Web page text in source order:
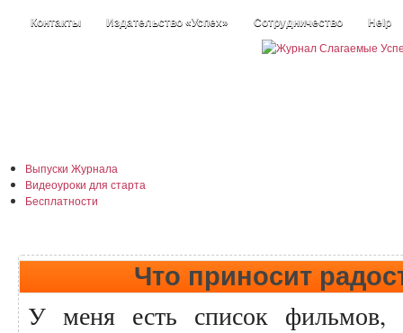
Контакты Издательство «Успех» Сотрудничество Help
Выпуски Журнала
Видеоуроки для старта
Бесплатности
Размышлизмы
Что приносит
У меня есть список фильмов,